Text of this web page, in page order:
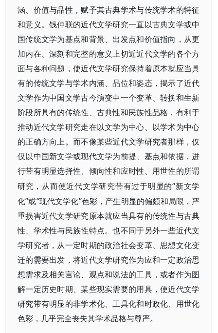
涵、价值与品性，赋予其古典学术与传统学术的特征
和意义。钱仲联的近代文学研究一直以古典文学或中
国传统文学为基点和背景、出发点和价值指向，从更
加内在、深刻和完整的意义上切近近代文学的各个方
面与各种问题，使近代文学研究保持着原本就应当具
有的传统文学与学术内涵、品位和姿态，揭示了近代
文学作为中国文学古今演变中一个变革、转换和生新
阶段所具有的传统性、古典性和民族性品格，有利于
推动近代文学研究走在以文学为中心、以学术为中心
的正确方向上。而不像某些近代文学研究者那样，仅
仅以中国新文学或现代文学为前提、基点和依据，进
行带有明显选择性、倾向性和应时性、用世性的所谓
研究，从而使近代文学研究带有过于明显的“新文学
化”或“现代文学化”色彩，产生明显的偏颇和局限，严
重损害近代文学研究原本就应当具有的传统性与古典
性、学术性与民族性特点。也不同于另外一些近代文
学研究者，从一定时期的政治社会变革、思想文化变
迁的需要出发，将近代文学研究作为应和一定政治思
想需求及相关言论、观点和说法的工具，或者作为图
解一定历史时期、某些现实需要的用具，使近代文学
研究带有明显的非学术化、工具化和时政化、用世化
色彩，几乎完全丧失其学术品格与尊严。